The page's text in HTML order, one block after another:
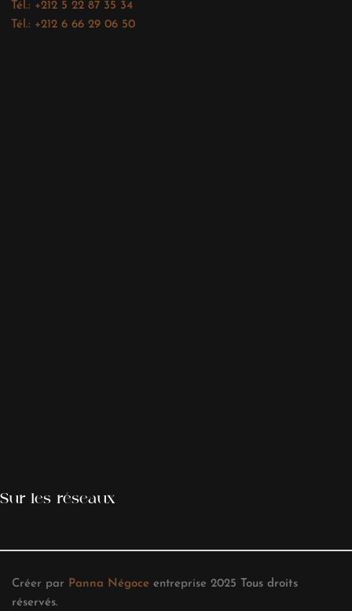
Tél.: +212 5 22 87 35 34
Tél.: +212 6 66 29 06 50
Sur les réseaux
Créer par Panna Négoce entreprise 2025 Tous droits
réservés.